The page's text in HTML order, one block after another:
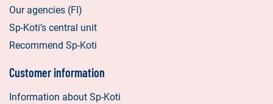
Our agencies (FI)
Sp-Koti’s central unit
Recommend Sp-Koti
Customer information
Information about Sp-Koti